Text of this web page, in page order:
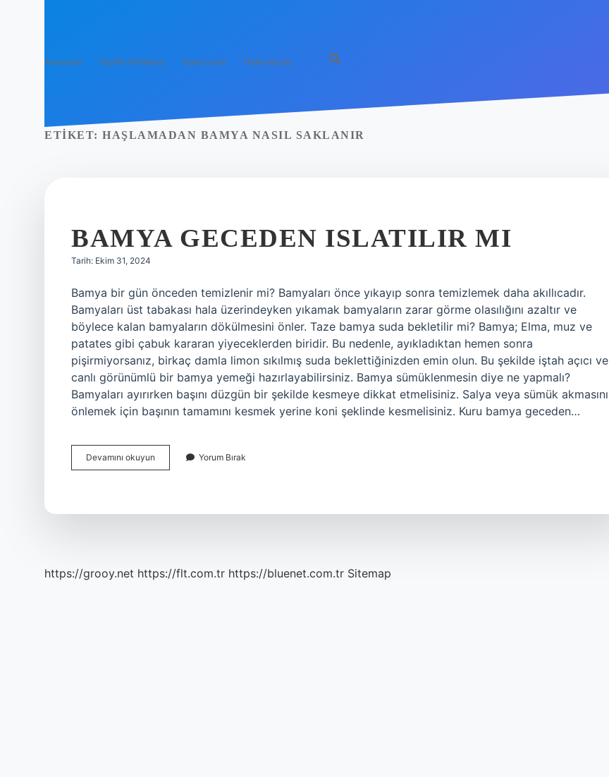
Anasayfa Gizlilik Politikası Yasal Uyarı Hakkımızda
ETIKET: HAŞLAMADAN BAMYA NASIL SAKLANIR
BAMYA GECEDEN ISLATILIR MI
Tarih: Ekim 31, 2024
Bamya bir gün önceden temizlenir mi? Bamyaları önce yıkayıp sonra temizlemek daha akıllıcadır.
Bamyaları üst tabakası hala üzerindeyken yıkamak bamyaların zarar görme olasılığını azaltır ve
böylece kalan bamyaların dökülmesini önler. Taze bamya suda bekletilir mi? Bamya; Elma, muz ve
patates gibi çabuk kararan yiyeceklerden biridir. Bu nedenle, ayıkladıktan hemen sonra
pişirmiyorsanız, birkaç damla limon sıkılmış suda beklettiğinizden emin olun. Bu şekilde iştah açıcı ve
canlı görünümlü bir bamya yemeği hazırlayabilirsiniz. Bamya sümüklenmesin diye ne yapmalı?
Bamyaları ayırırken başını düzgün bir şekilde kesmeye dikkat etmelisiniz. Salya veya sümük akmasını
önlemek için başının tamamını kesmek yerine koni şeklinde kesmelisiniz. Kuru bamya geceden…
Devamını okuyun
Geceden
Yorum Bırak
https://grooy.net https://flt.com.tr https://bluenet.com.tr Sitemap